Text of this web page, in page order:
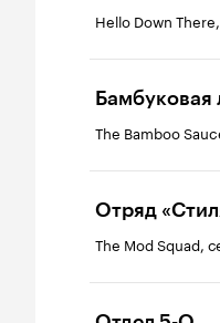
Hello Down
Бамбуковая
The Bamboo
Отряд
The Mod Squad,